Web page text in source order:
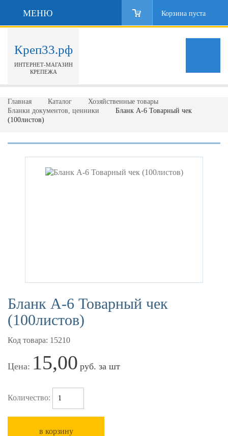
МЕНЮ Корзина пуста
Креп33.рф
ИНТЕРНЕТ-МАГАЗИН
КРЕПЕЖА
Главная Каталог
Хозяйственные товары
Бланки документов, ценники
Бланк А-6 Товарный чек
(100листов)
Бланк А-6 Товарный чек
(100листов)
Код товара: 15210
Цена: 15,00 руб. за шт
Количество:
в корзину